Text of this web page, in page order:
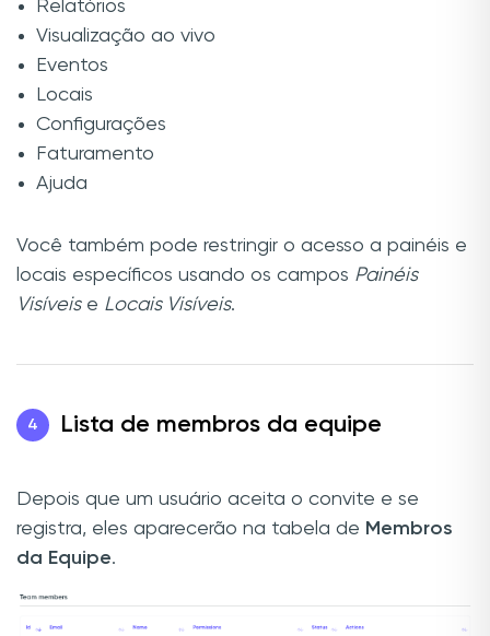
Relatórios
Visualização ao vivo
Eventos
Locais
Configurações
Faturamento
Ajuda
Você também pode restringir o acesso a painéis e
locais específicos usando os campos Painéis
Visíveise Locais Visíveis.
4 Lista de membros da equipe
Depois que um usuário aceita o convite e se
registra, eles aparecerão na tabela de Membros
da Equipe.